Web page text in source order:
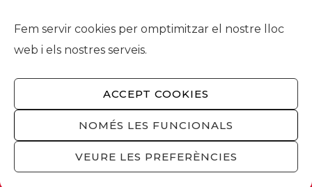
Fem servir cookies per omptimitzar el nostre lloc
web i els nostres serveis.
ACCEPT COOKIES
NOMÉS LES FUNCIONALS
VEURE LES PREFERÈNCIES
foment@foment.com
© 2026 - Foment del Treball Nacional
Nosaltres
privacitat/ Política cookies/Privacitat
xarxes socials